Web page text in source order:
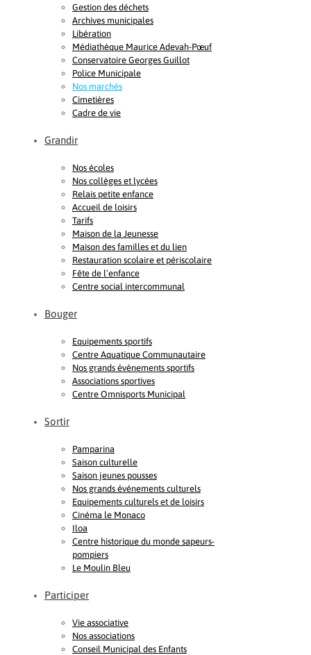
Gestion des déchets
Archives municipales
Libération
Médiathèque Maurice Adevah-Pœuf
Conservatoire Georges Guillot
Police Municipale
Nos marchés
Cimetières
Cadre de vie
Grandir
Nos écoles
Nos collèges et lycées
Relais petite enfance
Accueil de loisirs
Tarifs
Maison de la Jeunesse
Maison des familles et du lien
Restauration scolaire et périscolaire
Fête de l’enfance
Centre social intercommunal
Bouger
Equipements sportifs
Centre Aquatique Communautaire
Nos grands évènements sportifs
Associations sportives
Centre Omnisports Municipal
Sortir
Pamparina
Saison culturelle
Saison jeunes pousses
Nos grands événements culturels
Equipements culturels et de loisirs
Cinéma le Monaco
Iloa
Centre historique du monde sapeurs-
pompiers
Le Moulin Bleu
Participer
Vie associative
Nos associations
Conseil Municipal des Enfants